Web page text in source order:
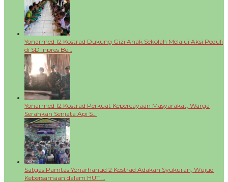
Yonarmed 12 Kostrad Dukung Gizi Anak Sekolah Melalui Aksi Peduli
di SD Inpres Be…
Yonarmed 12 Kostrad Perkuat Kepercayaan Masyarakat, Warga
Serahkan Senjata Api S…
Satgas Pamtas Yonarhanud 2 Kostrad Adakan Syukuran, Wujud
Kebersamaan dalam HUT …